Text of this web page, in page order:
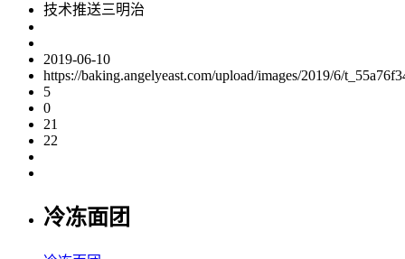
技术推送三明治
2019-06-10
https://baking.angelyeast.com/upload/images/2019/6/
5
0
21
22
冷冻面团